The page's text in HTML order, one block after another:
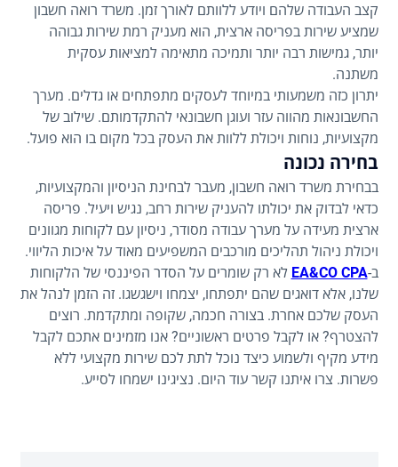
קצב העבודה שלהם ויודע ללוותם לאורך זמן. משרד רואה חשבון
שמציע שירות בפריסה ארצית, הוא מעניק רמת שירות גבוהה
יותר, גמישות רבה יותר ותמיכה מתאימה למציאות עסקית
משתנה.
יתרון כזה משמעותי במיוחד לעסקים מתפתחים או גדלים. מערך
החשבונאות מהווה עזר ועוגן חשבונאי להתקדמותם. שילוב של
מקצועיות, נוחות ויכולת ללוות את העסק בכל מקום בו הוא פועל.
בחירה נכונה
בבחירת משרד רואה חשבון, מעבר לבחינת הניסיון והמקצועיות,
כדאי לבדוק את יכולתו להעניק שירות רחב, נגיש ויעיל. פריסה
ארצית מעידה על מערך עבודה מסודר, ניסיון עם לקוחות מגוונים
ויכולת ניהול תהליכים מורכבים המשפיעים מאוד על איכות הליווי.
ב-EA&CO CPA לא רק שומרים על הסדר הפיננסי של הלקוחות
שלנו, אלא דואגים שהם יתפתחו, יצמחו וישגשגו. זה הזמן לנהל את
העסק שלכם אחרת. בצורה חכמה, שקופה ומתקדמת. רוצים
להצטרף? או לקבל פרטים ראשוניים? אנו מזמינים אתכם לקבל
מידע מקיף ולשמוע כיצד נוכל לתת לכם שירות מקצועי ללא
פשרות. צרו איתנו קשר עוד היום. נציגינו ישמחו לסייע.